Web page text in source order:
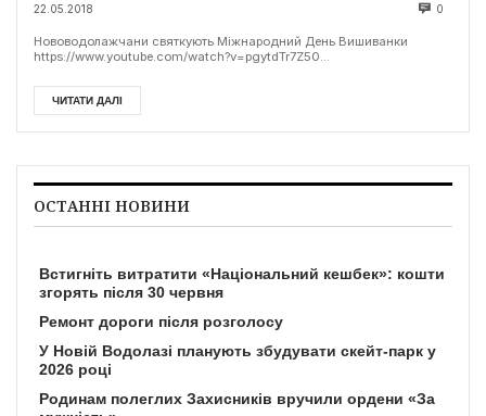
22.05.2018 0
Нововодолажчани святкують Міжнародний День Вишиванки
https://www.youtube.com/watch?v=pgytdTr7Z50...
ЧИТАТИ ДАЛІ
ОСТАННІ НОВИНИ
Встигніть витратити «Національний кешбек»: кошти
згорять після 30 червня
Ремонт дороги після розголосу
У Новій Водолазі планують збудувати скейт-парк у
2026 році
Родинам полеглих Захисників вручили ордени «За